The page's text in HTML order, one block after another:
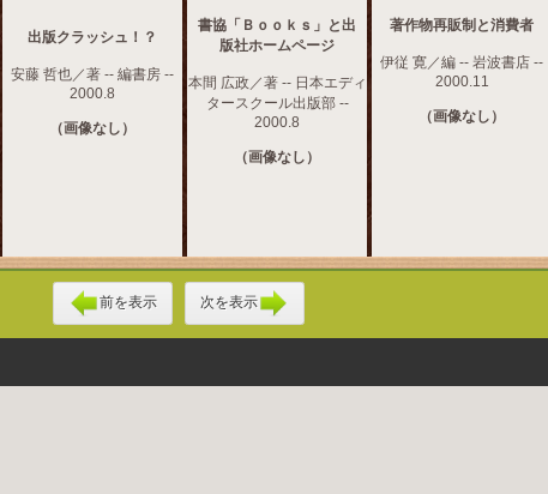
出版クラッシュ！？
安藤 哲也／著 -- 編書房 --
2000.8
（画像なし）
書協「Ｂｏｏｋｓ」と出
版社ホームページ
本間 広政／著 -- 日本エディ
タースクール出版部 --
2000.8
（画像なし）
著作物再販制と消費者
伊従 寛／編 -- 岩波書店 --
2000.11
（画像なし）
前を表示 次を表示